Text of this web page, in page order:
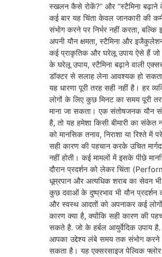
स्खलन कैसे रोकें?” और “स्टैमिना
कई बार यह चिंता केवल जानकारी की
संभोग करने पर निर्भर नहीं करता, बल्कि
अपनी यौन क्षमता, स्टैमिना और
कई प्राकृतिक और घरेलू उपाय ऐसे हैं
के घरेलू उपाय, स्टैमिना बढ़ाने वाली
डॉक्टर से सलाह लेना आवश्यक हो सकता
यह धारणा पूरी तरह सही नहीं है। हर
लोगों के लिए कुछ मिनट का समय पूरी
माना जा सकता। एक संतोषजनक यौन
है, तो यह हमेशा किसी बीमारी का
को मानसिक तनाव, निराशा या रिश्ते में
सही कारण की पहचान करके उचित
नहीं होती। कई मामलों में इसके पीछे
दौरान प्रदर्शन को लेकर चिंता
धूम्रपान और अत्यधिक शराब का सेवन
कुछ दवाओं के दुष्प्रभाव भी यौन
और स्वस्थ आदतों को अपनाकर कई
कारण क्या है, क्योंकि सही कारण की
सकते है. जो के हर्बल आयुर्वेदिक उपाय
आपका उद्देश्य लंबे समय तक संभोग करने
सकता है। यह एक्सरसाइज पेल्विक